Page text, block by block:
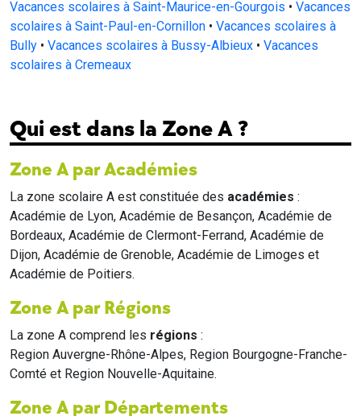
Vacances scolaires à Saint-Maurice-en-Gourgois • Vacances
scolaires à Saint-Paul-en-Cornillon • Vacances scolaires à
Bully • Vacances scolaires à Bussy-Albieux • Vacances
scolaires à Cremeaux
Qui est dans la Zone A ?
Zone A par Académies
La zone scolaire A est constituée des académies :
Académie de Lyon, Académie de Besançon, Académie de
Bordeaux, Académie de Clermont-Ferrand, Académie de
Dijon, Académie de Grenoble, Académie de Limoges et
Académie de Poitiers.
Zone A par Régions
La zone A comprend les régions :
Region Auvergne-Rhône-Alpes, Region Bourgogne-Franche-
Comté et Region Nouvelle-Aquitaine.
Zone A par Départements